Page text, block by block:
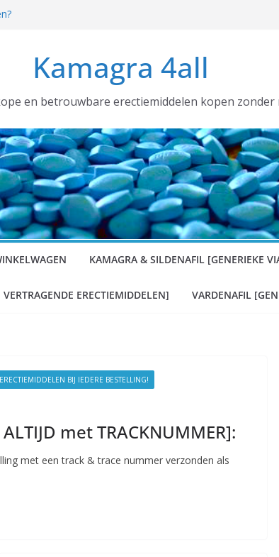
voor uw SEXSHOP of (web) winkel?
gehamsterd!
Kamagra 4all
en betrouwbare erectiemiddelen kopen zonder
KAMAGRA & SILDENAFIL [GENERIEKE
ERECTIEMIDDELEN] VARDENAFIL
BIJ IEDERE BESTELLING!
met TRACKNUMMER]:
met een track & trace nummer verzonden als